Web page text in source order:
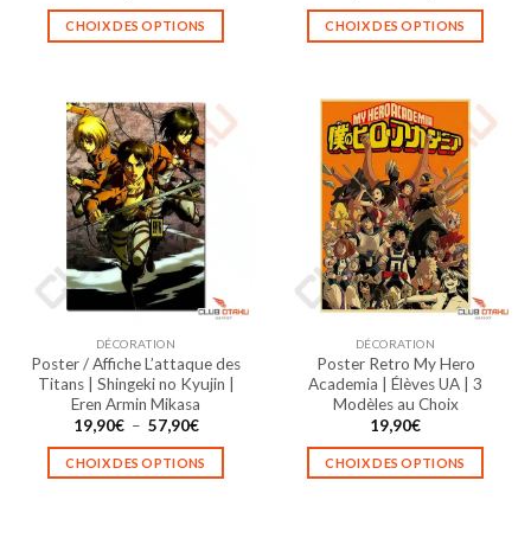
CHOIX DES OPTIONS
a
plusieurs
variations.
Les
options
peuvent
être
choisies
sur
page
du
produit
prix :
19,90€
à
CHOIX DES OPTIONS
a
plusieurs
variations.
Les
options
peuvent
être
choisies
sur
page
du
produit
DÉCORATION
Poster / Affiche L’attaque des
Titans | Shingeki no Kyujin |
Eren Armin Mikasa
19,90€ – 57,90€Plage
prix :
19,90€
CHOIX DES OPTIONS
DÉCORATION
Poster Retro My Hero
Academia | Élèves UA | 3
Modèles au Choix
19,90€
CHOIX DES OPTIONS